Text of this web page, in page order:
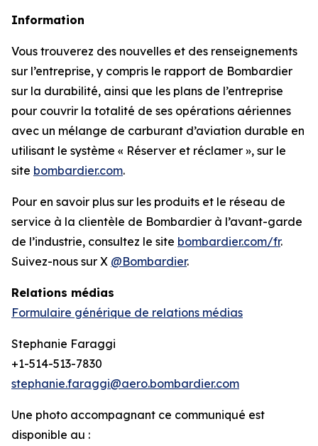
Information
Vous trouverez des nouvelles et des renseignements
sur l’entreprise, y compris le rapport de Bombardier
sur la durabilité, ainsi que les plans de l’entreprise
pour couvrir la totalité de ses opérations aériennes
avec un mélange de carburant d’aviation durable en
utilisant le système « Réserver et réclamer », sur le
site bombardier.com.
Pour en savoir plus sur les produits et le réseau de
service à la clientèle de Bombardier à l’avant-garde
de l’industrie, consultez le site bombardier.com/fr.
Suivez-nous sur X @Bombardier.
Relations médias
Formulaire générique de relations médias
Stephanie Faraggi
+1-514-513-7830
stephanie.faraggi@aero.bombardier.com
Une photo accompagnant ce communiqué est
disponible au :